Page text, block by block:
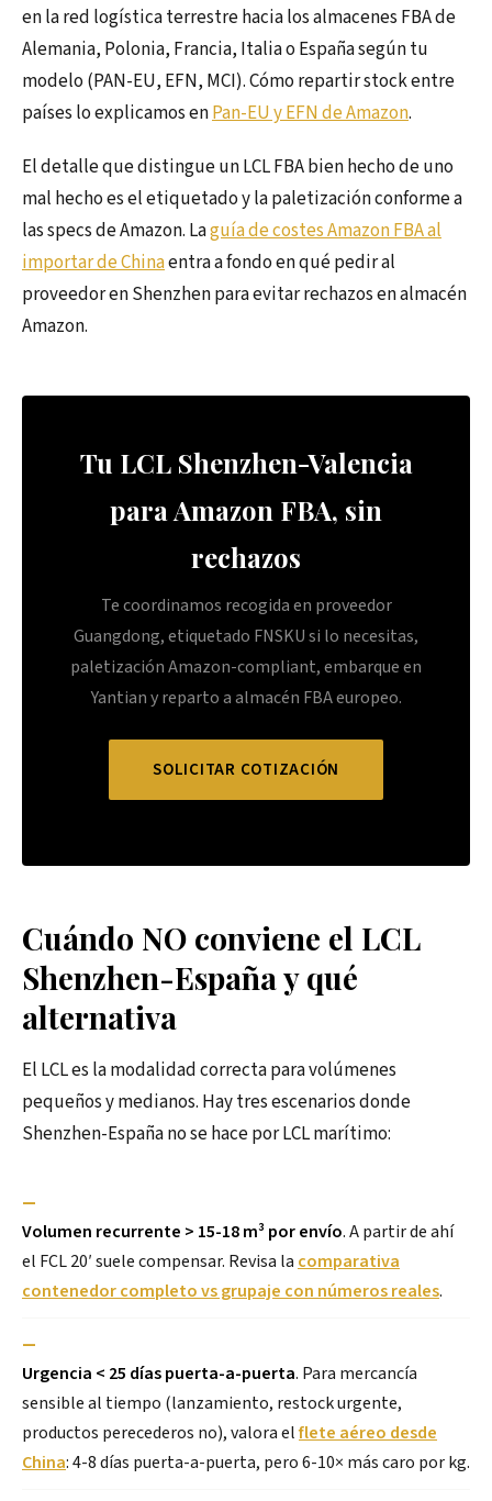
en la red logística terrestre hacia los almacenes FBA de
Alemania, Polonia, Francia, Italia o España según tu
modelo (PAN-EU, EFN, MCI). Cómo repartir stock entre
países lo explicamos enPan-EU y EFN de Amazon.
El detalle que distingue un LCL FBA bien hecho de uno
mal hecho es el etiquetado y la paletización conforme a
las specs de Amazon. Laguía de costes Amazon FBA al
importar de Chinaentra a fondo en qué pedir al
proveedor en Shenzhen para evitar rechazos en almacén
Amazon.
Tu LCL Shenzhen-Valencia
para Amazon FBA, sin
rechazos
Te coordinamos recogida en proveedor
Guangdong, etiquetado FNSKU si lo necesitas,
paletización Amazon-compliant, embarque en
Yantian y reparto a almacén FBA europeo.
SOLICITAR COTIZACIÓN
Cuándo NO conviene el LCL
Shenzhen-España y qué
alternativa
El LCL es la modalidad correcta para volúmenes
pequeños y medianos. Hay tres escenarios donde
Shenzhen-España no se hace por LCL marítimo:
—
Volumen recurrente > 15-18 m³ por envío. A partir de ahí
el FCL 20′ suele compensar. Revisa la comparativa
contenedor completo vs grupaje con números reales.
—
Urgencia < 25 días puerta-a-puerta. Para mercancía
sensible al tiempo (lanzamiento, restock urgente,
productos perecederos no), valora elflete aéreo desde
China: 4-8 días puerta-a-puerta, pero 6-10× más caro por kg.